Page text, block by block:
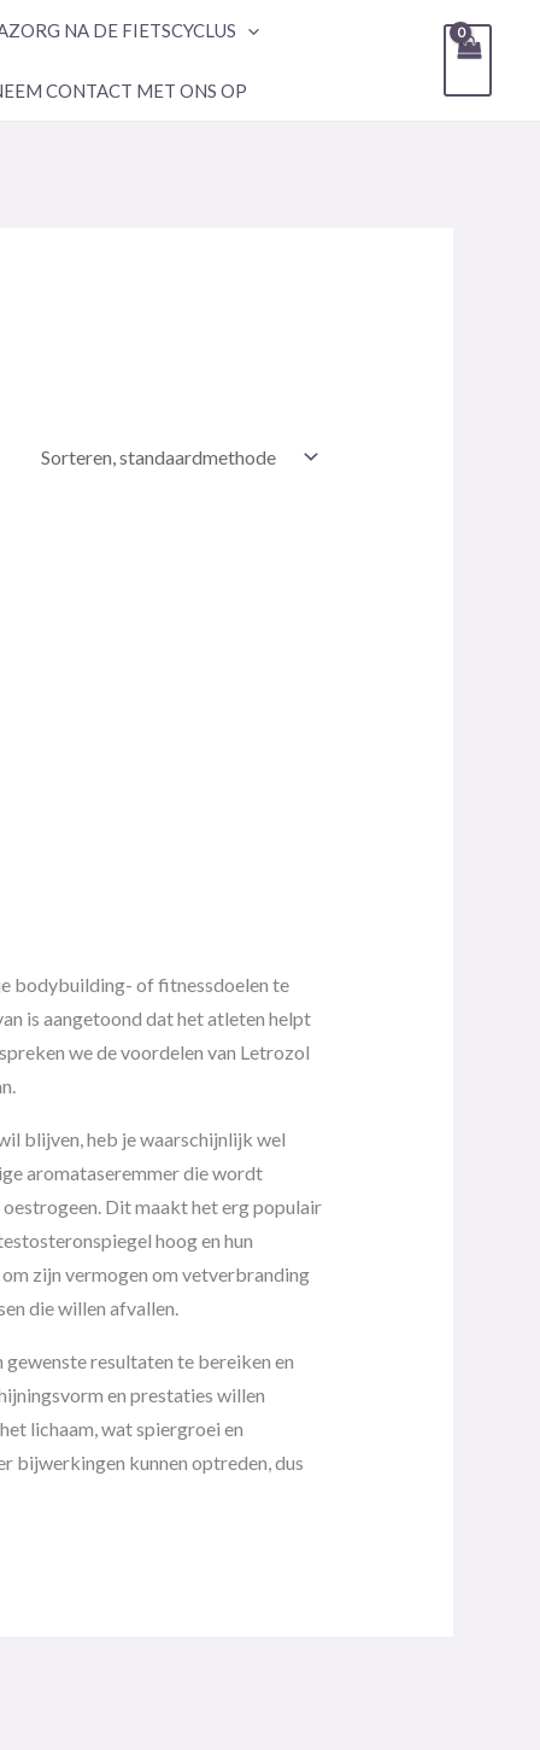
NA DE FIETSCYCLUS
CONTACT MET ONS OP
bodybuilding- of fitnessdoelen te
is aangetoond dat het atleten helpt
we de voordelen van Letrozol
blijven, heb je waarschijnlijk wel
aromataseremmer die wordt
Dit maakt het erg populair
hoog en hun
zijn vermogen om vetverbranding
die willen afvallen.
resultaten te bereiken en
en prestaties willen
lichaam, wat spiergroei en
bijwerkingen kunnen optreden, dus